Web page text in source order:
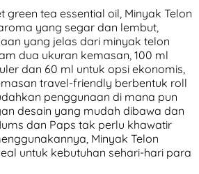
green tea essential oil, Minyak Telon
yang segar dan lembut,
yang jelas dari minyak telon
dua ukuran kemasan, 100 ml
dan 60 ml untuk opsi ekonomis,
travel-friendly berbentuk roll
penggunaan di mana pun
desain yang mudah dibawa dan
dan Paps tak perlu khawatir
Minyak Telon
untuk kebutuhan sehari-hari para